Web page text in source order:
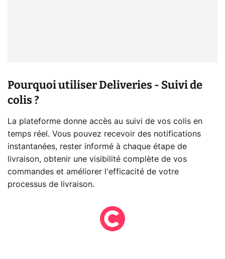
Pourquoi utiliser Deliveries - Suivi de
colis ?
La plateforme donne accès au suivi de vos colis en
temps réel. Vous pouvez recevoir des notifications
instantanées, rester informé à chaque étape de
livraison, obtenir une visibilité complète de vos
commandes et améliorer l'efficacité de votre
processus de livraison.